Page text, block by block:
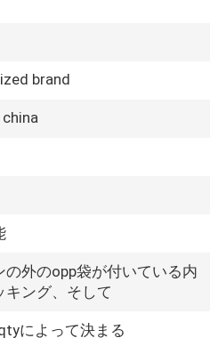
brand
の外のopp袋が付いている内
キング、そして
によって決まる